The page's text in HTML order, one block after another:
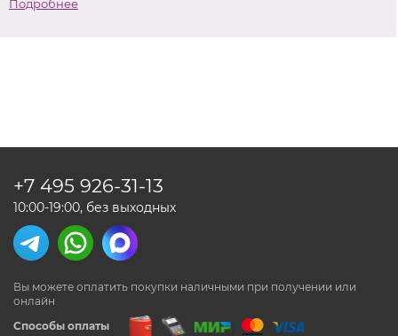
Подробнее
Способы оплаты
Вы можете оплатить покупки наличными при получении или
онлайн
+7 495 926-31-13
10:00-19:00, без выходных